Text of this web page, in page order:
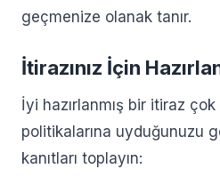
geçmenize olanak tanır.
İtirazınız İçin
İyi hazırlanmış bir itiraz
politikalarına uyduğunuzu
kanıtları toplayın: